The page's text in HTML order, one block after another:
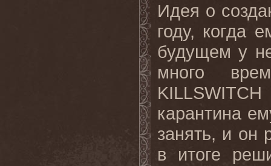
Идея о
году, когда
будущем у
много
карантина
занять, и он
в итоге